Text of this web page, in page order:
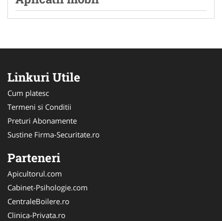
Linkuri Utile
Cum platesc
Termeni si Conditii
Preturi Abonamente
Sustine Firma-Securitate.ro
Parteneri
Apicultorul.com
Cabinet-Psihologie.com
CentraleBoilere.ro
Clinica-Privata.ro